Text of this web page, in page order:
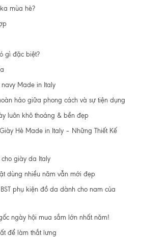
mùa hè?
gì đặc biệt?
Made in Italy
hảo giữa phong cách và sự tiện dụng
luôn khô thoáng & bền đẹp
Hè Made in Italy – Những Thiết Kế
cho giày da Italy
dùng nhiều năm vẫn mới đẹp
phụ kiện đồ da dành cho nam của
ngày hội mua sắm lớn nhất năm!
để làm thắt lưng